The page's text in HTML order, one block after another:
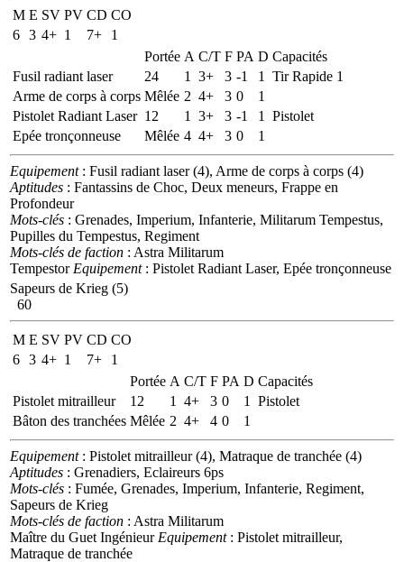
M E SV PV CD CO
6 3 4+ 1 7+
1
Portée A C/T F PA D Capacités
Fusil radiant laser
24 1 3+ 3 -1 1
Tir Rapide 1
Arme de corps à corps Mêlée 2 4+ 3 0
1
Pistolet Radiant Laser 12 1 3+ 3 -1 1
Pistolet
Epée tronçonneuse
Mêlée 4 4+ 3 0 1
Equipement: Fusil radiant laser (4), Arme de corps à corps (4)
Aptitudes : Fantassins de Choc, Deux meneurs, Frappe en
Profondeur
Mots-clés : Grenades, Imperium, Infanterie, Militarum Tempestus,
Pupilles du Tempestus, Regiment
Mots-clés de faction : Astra Militarum
Tempestor Equipement: Pistolet Radiant Laser, Epée tronçonneuse
Sapeurs de Krieg (5)
60
M E SV PV CD CO
6 3 4+ 1 7+
1
Portée A C/T F PA D Capacités
Pistolet mitrailleur
12 1 4+ 3 0 1
Pistolet
Bâton des tranchées Mêlée 2 4+ 4 0 1
Equipement: Pistolet mitrailleur (4), Matraque de tranchée (4)
Aptitudes : Grenadiers, Eclaireurs 6ps
Mots-clés : Fumée, Grenades, Imperium, Infanterie, Regiment,
Sapeurs de Krieg
Mots-clés de faction : Astra Militarum
Maître du Guet Ingénieur Equipement: Pistolet mitrailleur,
Matraque de tranchée